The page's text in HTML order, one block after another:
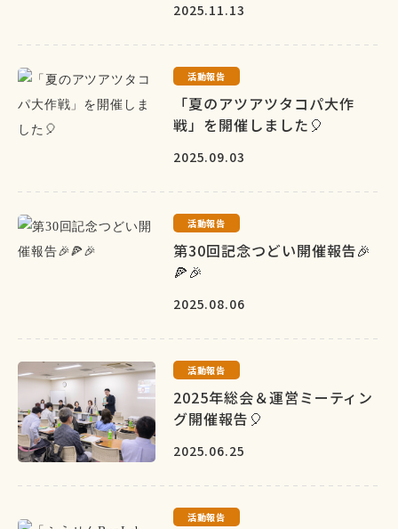
2025.11.13
活動報告
「夏のアツアツタコパ大作
戦」を開催しました🎈
2025.09.03
活動報告
第30回記念つどい開催報告🎉
🍕🎉
2025.08.06
活動報告
2025年総会＆運営ミーティン
グ開催報告🎈
2025.06.25
活動報告